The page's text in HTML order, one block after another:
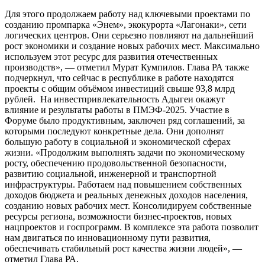
Для этого продолжаем работу над ключевыми проектами по
созданию промпарка «Энем», экокурорта «Лагонаки», сети
логических центров. Они серьезно повлияют на дальнейший
рост экономики и создание новых рабочих мест. Максимально
используем этот ресурс для развития отечественных
производств», — отметил Мурат Кумпилов. Глава РА также
подчеркнул, что сейчас в республике в работе находятся
проекты с общим объёмом инвестиций свыше 93,8 млрд
рублей. На инвестпривлекательность Адыгеи окажут
влияние и результаты работы в ПМЭФ-2025. Участие в
Форуме было продуктивным, заключен ряд соглашений, за
которыми последуют конкретные дела. Они дополнят
большую работу в социальной и экономической сферах
жизни. «Продолжим выполнять задачи по экономическому
росту, обеспечению продовольственной безопасности,
развитию социальной, инженерной и транспортной
инфраструктуры. Работаем над повышением собственных
доходов бюджета и реальных денежных доходов населения,
созданию новых рабочих мест. Консолидируем собственные
ресурсы региона, возможности бизнес-проектов, новых
нацпроектов и госпрограмм. В комплексе эта работа позволит
нам двигаться по инновационному пути развития,
обеспечивать стабильный рост качества жизни людей», —
отметил Глава РА.